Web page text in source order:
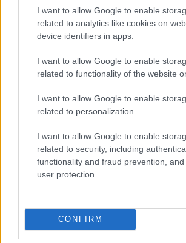
I want to allow Google to enable
related to analytics like cookies on
device identifiers in apps.
I want to allow Google to enable
related to functionality of the website
I want to allow Google to enable
related to personalization.
I want to allow Google to enable
related to security, including
functionality and fraud prevention,
user protection.
CONFIRM
Új és Használt GSM kiemelt ajánlatok
Apple iPhone 16e
188.000 Ft (új)